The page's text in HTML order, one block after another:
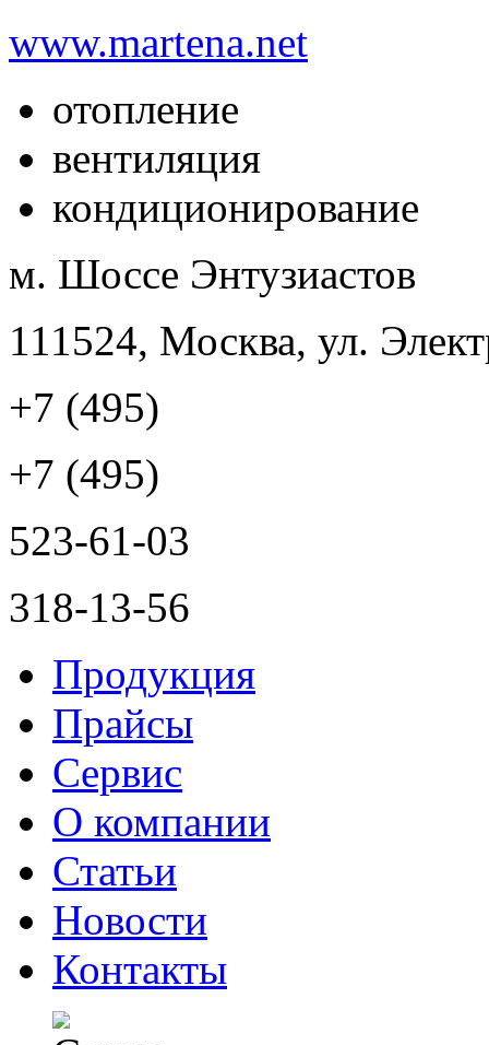
www.martena.net
отопление
вентиляция
кондиционирование
м. Шоссе Энтузиастов
111524, Москва, ул.
+7 (495)
+7 (495)
523-61-03
318-13-56
Продукция
Прайсы
Сервис
О компании
Статьи
Новости
Контакты